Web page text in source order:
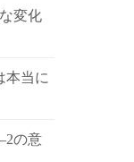
変化
本当に
の意